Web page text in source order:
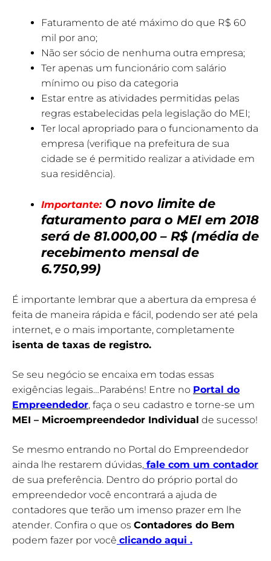
Faturamento de até máximo do que R$ 60
mil por ano;
Não ser sócio de nenhuma outra empresa;
Ter apenas um funcionário com salário
mínimo ou piso da categoria
Estar entre as atividades permitidas pelas
regras estabelecidas pela legislação do MEI;
Ter local apropriado para o funcionamento da
empresa (verifique na prefeitura de sua
cidade se é permitido realizar a atividade em
sua residência).
Importante:O novo limite de
faturamento para o MEI em 2018
será de 81.000,00 – R$ (média de
recebimento mensal de
6.750,99)
É importante lembrar que a abertura da empresa é
feita de maneira rápida e fácil, podendo ser até pela
internet, e o mais importante, completamente
isenta de taxas de registro.
Se seu negócio se encaixa em todas essas
exigências legais…Parabéns! Entre no Portal do
Empreendedor, faça o seu cadastro e torne-se um
MEI – Microempreendedor Individual de sucesso!
Se mesmo entrando no Portal do Empreendedor
ainda lhe restarem dúvidas, fale com um contador
de sua preferência. Dentro do próprio portal do
empreendedor você encontrará a ajuda de
contadores que terão um imenso prazer em lhe
atender. Confira o que os Contadores do Bem
podem fazer por você clicando aqui .